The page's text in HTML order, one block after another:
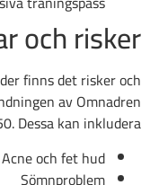
och risker
finns det risker och
av Omnadren
Dessa kan inkludera:
Acne och fet hud
Sömnproblem